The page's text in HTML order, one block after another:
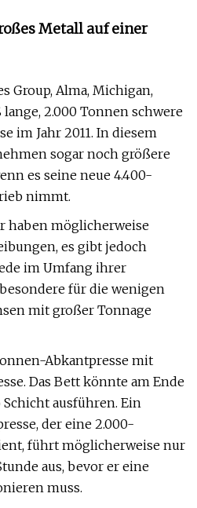
Metall auf einer
Group, Alma, Michigan,
2.000 Tonnen schwere
im Jahr 2011. In diesem
sogar noch größere
es seine neue 4.400-
nimmt.
haben möglicherweise
es gibt jedoch
im Umfang ihrer
für die wenigen
mit großer Tonnage
Abkantpresse mit
Das Bett könnte am Ende
Schicht ausführen. Ein
der eine 2.000-
führt möglicherweise nur
aus, bevor er eine
muss.